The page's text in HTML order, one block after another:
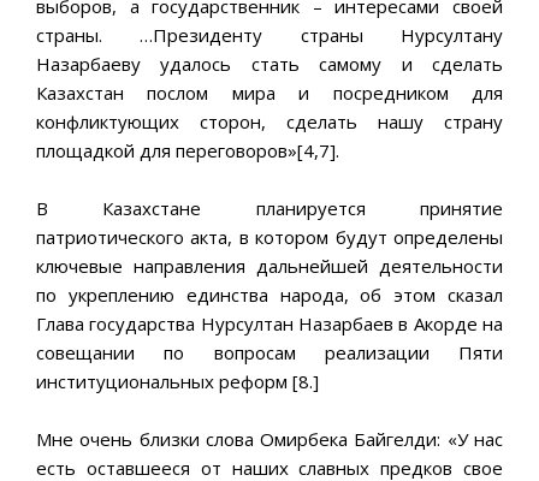
выборов, а государственник – интересами своей
страны. …Президенту страны Нурсултану
Назарбаеву удалось стать самому и сделать
Казахстан послом мира и посредником для
конфликтующих сторон, сделать нашу страну
площадкой для переговоров»[4,7].
В Казахстане планируется принятие
патриотического акта, в котором будут определены
ключевые направления дальнейшей деятельности
по укреплению единства народа, об этом сказал
Глава государства Нурсултан Назарбаев в Акорде на
совещании по вопросам реализации Пяти
институциональных реформ [8.]
Мне очень близки слова Омирбека Байгелди: «У нас
есть оставшееся от наших славных предков свое